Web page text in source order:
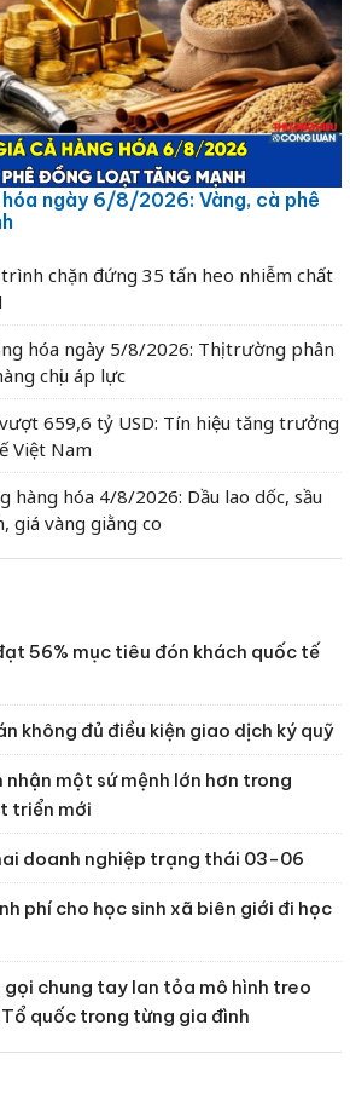
ngày 6/8/2026: Vàng, cà phê
chặn đứng 35 tấn heo nhiễm chất
hóa ngày 5/8/2026: Thị trường phân
chịu áp lực
659,6 tỷ USD: Tín hiệu tăng trưởng
Việt Nam
hàng hóa 4/8/2026: Dầu lao dốc, sầu
giá vàng giằng co
56% mục tiêu đón khách quốc tế
không đủ điều kiện giao dịch ký quỹ
một sứ mệnh lớn hơn trong
triển mới
doanh nghiệp trạng thái 03-06
phí cho học sinh xã biên giới đi học
gọi chung tay lan tỏa mô hình treo
quốc trong từng gia đình